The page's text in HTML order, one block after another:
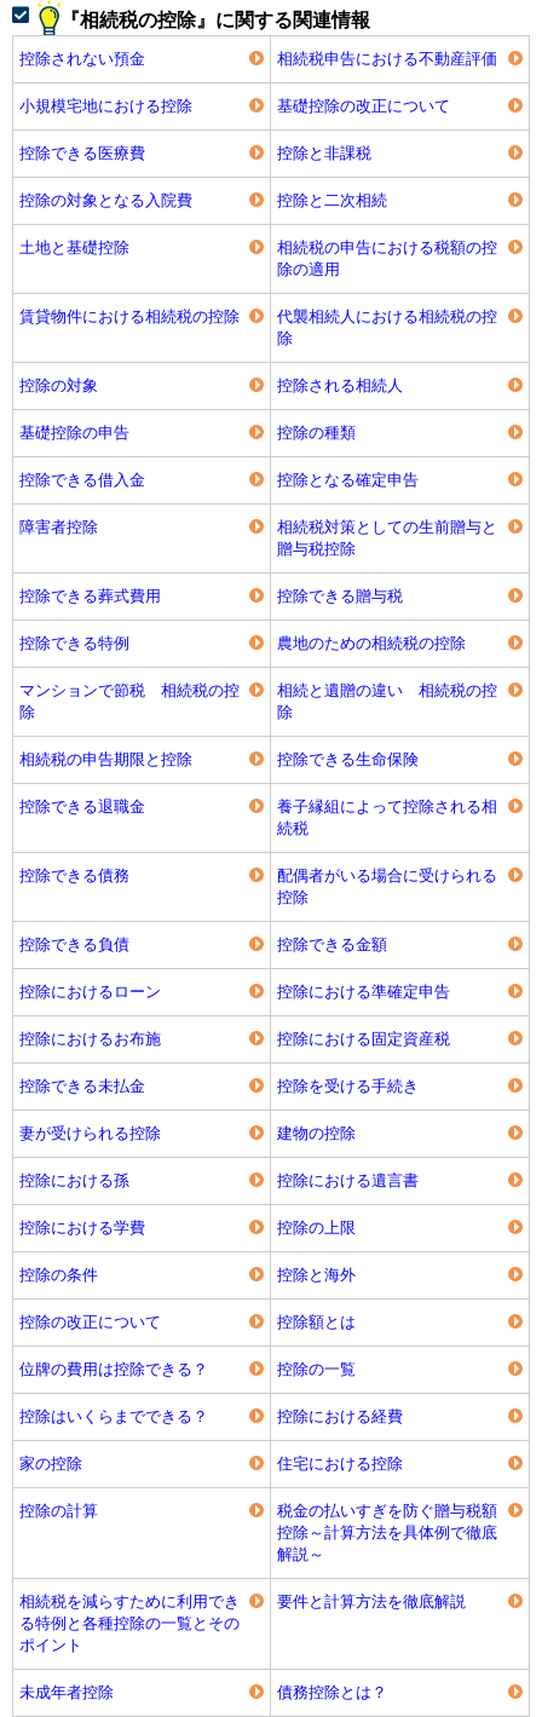
『相続税の控除』に関する関連情報
控除されない預金 相続税申告における不動産評価
小規模宅地における控除 基礎控除の改正について
控除できる医療費 控除と非課税
控除の対象となる入院費 控除と二次相続
土地と基礎控除
相続税の申告における税額の控
除の適用
賃貸物件における相続税の控除
代襲相続人における相続税の控
除
控除の対象 控除される相続人
基礎控除の申告 控除の種類
控除できる借入金 控除となる確定申告
障害者控除
相続税対策としての生前贈与と
贈与税控除
控除できる葬式費用 控除できる贈与税
控除できる特例 農地のための相続税の控除
マンションで節税 相続税の控
除
相続と遺贈の違い 相続税の控
除
相続税の申告期限と控除 控除できる生命保険
控除できる退職金
養子縁組によって控除される相
続税
控除できる債務
配偶者がいる場合に受けられる
控除
控除できる負債 控除できる金額
控除におけるローン 控除における準確定申告
控除におけるお布施 控除における固定資産税
控除できる未払金 控除を受ける手続き
妻が受けられる控除 建物の控除
控除における孫 控除における遺言書
控除における学費 控除の上限
控除の条件 控除と海外
控除の改正について 控除額とは
位牌の費用は控除できる？ 控除の一覧
控除はいくらまでできる？ 控除における経費
家の控除 住宅における控除
控除の計算
税金の払いすぎを防ぐ贈与税額
控除～計算方法を具体例で徹底
解説～
相続税を減らすために利用でき
る特例と各種控除の一覧とその
ポイント
要件と計算方法を徹底解説
未成年者控除 債務控除とは？